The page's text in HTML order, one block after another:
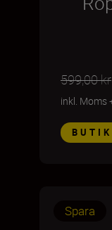
599,00 kr
inkl. Moms
BUTIK
Spara